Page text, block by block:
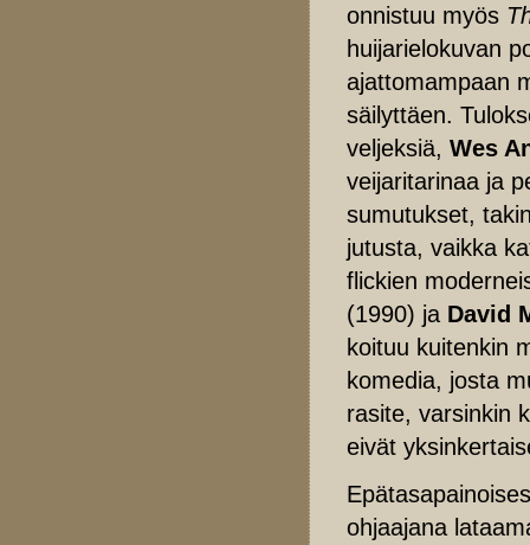
onnistuu myös
huijarielokuvan
ajattomampaan
säilyttäen.
veljeksiä, Wes
veijaritarinaa ja
sumutukset,
jutusta, vaikka
flickien
(1990) ja David
koituu kuitenkin
komedia, josta
rasite, varsinkin
eivät
ohjaajana